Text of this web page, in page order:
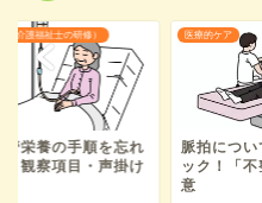
（介護福祉士の研修）
栄養の手順を忘れ
！観察項目・声掛け
医療的ケア
脈拍につい
ック！「
意